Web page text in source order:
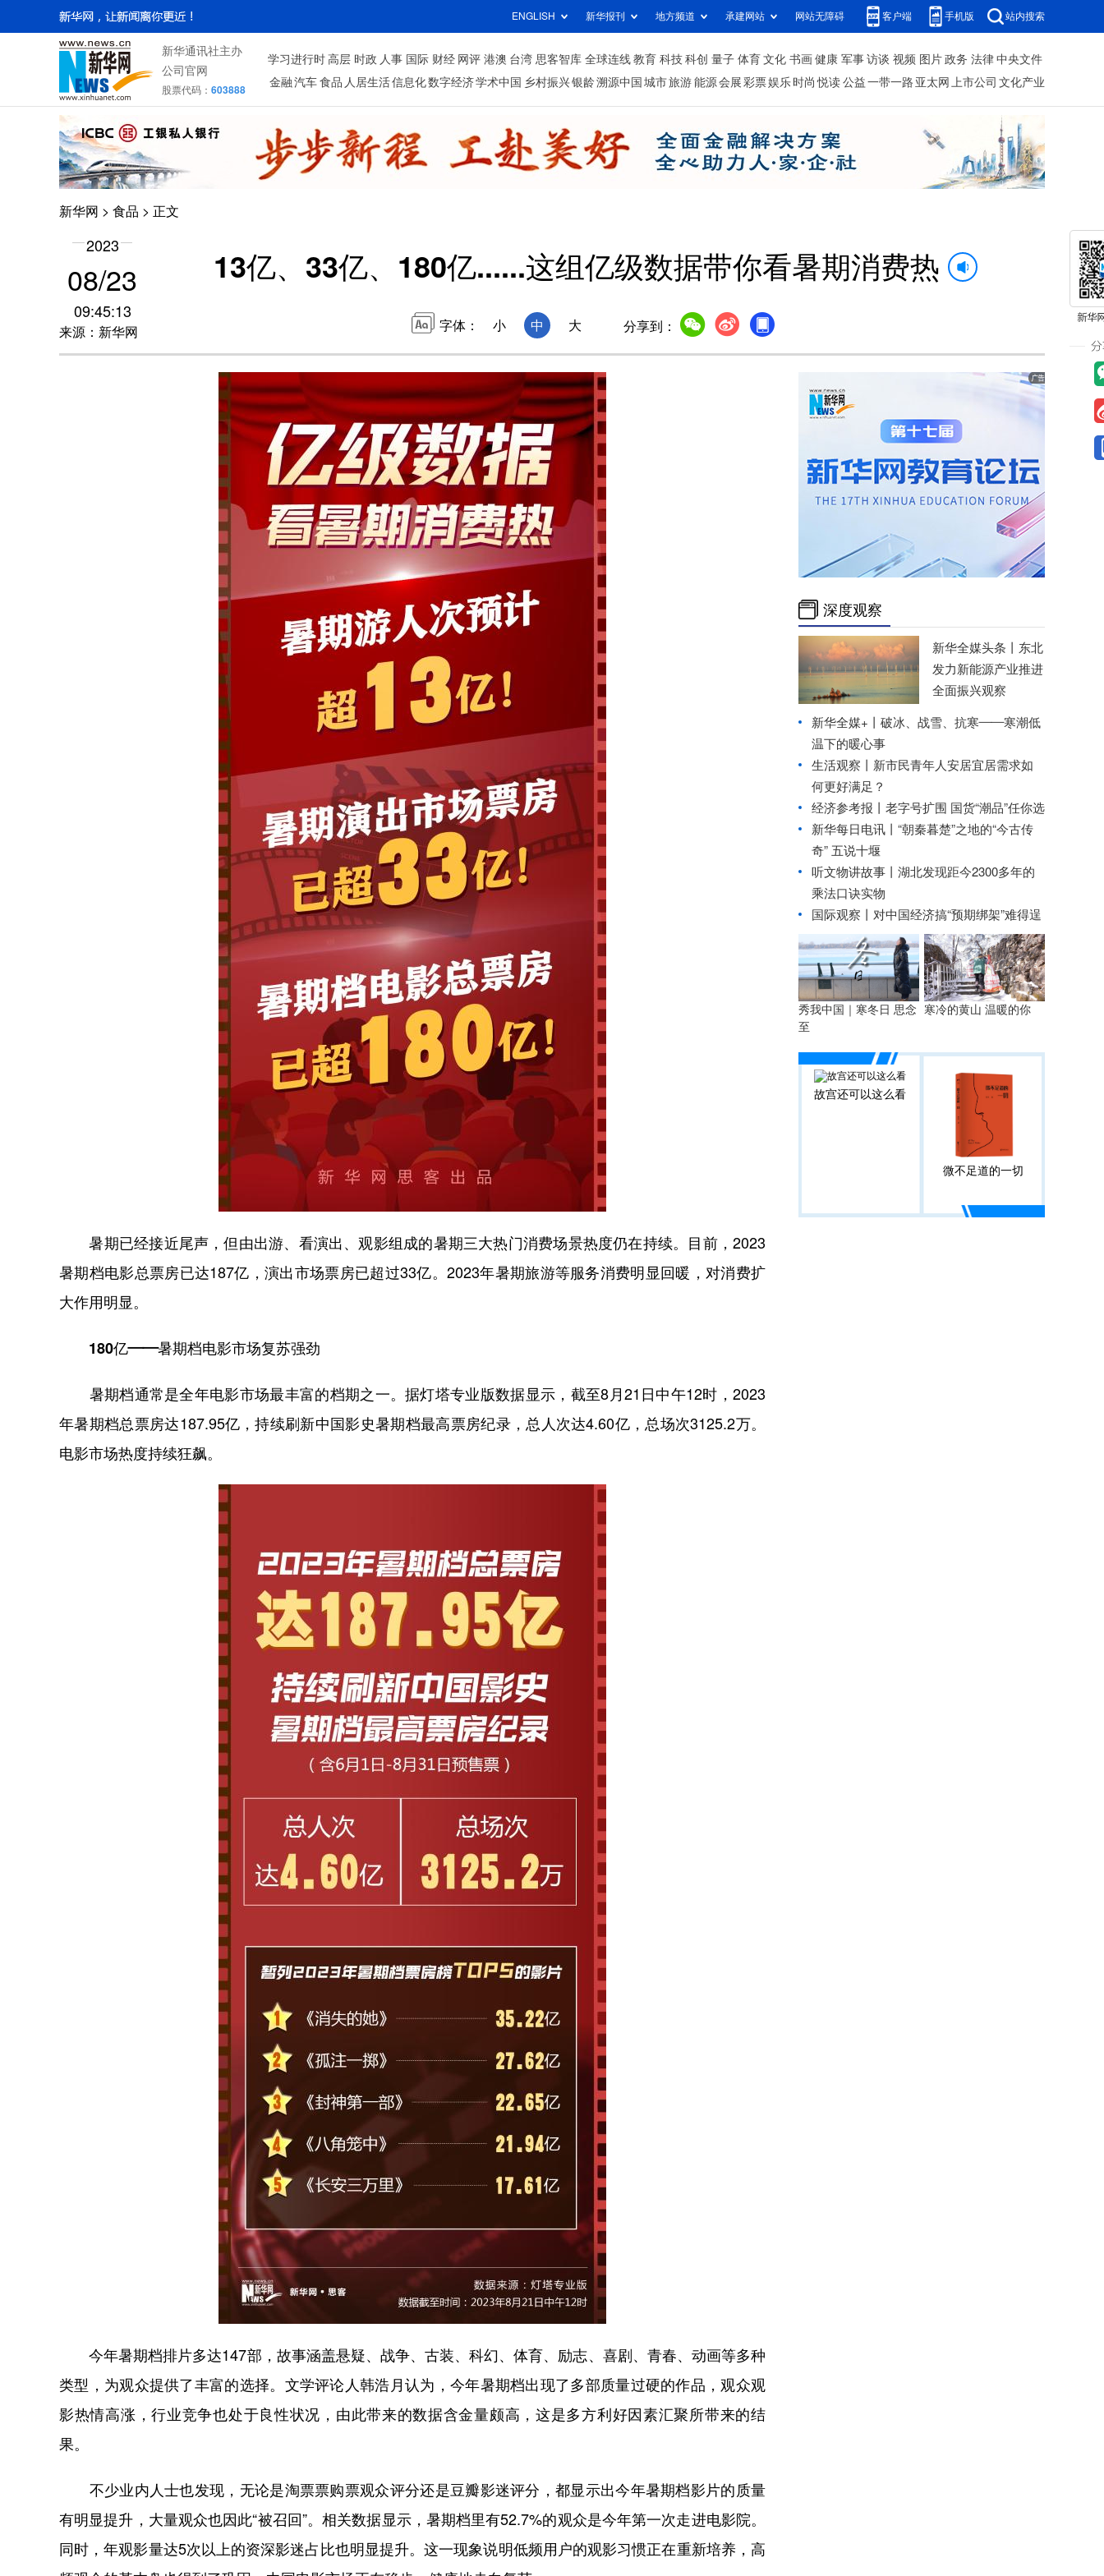
ENGLISH 新华报刊 地方频道 承建网站 网站无障碍 客户端 手机版 站内搜索
新华通讯社主办
公司官网
股票代码： 603888
学习进行时 高层 时政 人事 国际 财经 网评 港澳 台湾 思客智库 全球连线 教育 科技 科创 量子 体育 文化 书画 健康 军事 访谈 视频 图片 政务 法律 中央文件
金融 汽车 食品 人居生活信息化数字经济学术中国 乡村振兴银龄溯源中国 城市旅游 能源 会展 彩票娱乐 时尚 悦读 公益 一带一路 亚太网 上市公司 文化产业
新华网 > 食品 > 正文
2023
08/23
09:45:13
来源：新华网
13亿、33亿、180亿......这组亿级数据带你看暑期消费热
字体： 小 中 大 分享到：
暑期已经接近尾声，但由出游、看演出、观影组成的暑期三大热门消费场景热度仍在持续。目前，2023
暑期档电影总票房已达187亿，演出市场票房已超过33亿。2023年暑期旅游等服务消费明显回暖，对消费扩
大作用明显。
180亿——暑期档电影市场复苏强劲
暑期档通常是全年电影市场最丰富的档期之一。据灯塔专业版数据显示，截至8月21日中午12时，2023
年暑期档总票房达187.95亿，持续刷新中国影史暑期档最高票房纪录，总人次达4.60亿，总场次3125.2万。
电影市场热度持续狂飙。
今年暑期档排片多达147部，故事涵盖悬疑、战争、古装、科幻、体育、励志、喜剧、青春、动画等多种
类型，为观众提供了丰富的选择。文学评论人韩浩月认为，今年暑期档出现了多部质量过硬的作品，观众观
影热情高涨，行业竞争也处于良性状况，由此带来的数据含金量颇高，这是多方利好因素汇聚所带来的结
果。
不少业内人士也发现，无论是淘票票购票观众评分还是豆瓣影迷评分，都显示出今年暑期档影片的质量
有明显提升，大量观众也因此“被召回”。相关数据显示，暑期档里有52.7%的观众是今年第一次走进电影院。
同时，年观影量达5次以上的资深影迷占比也明显提升。这一现象说明低频用户的观影习惯正在重新培养，高
深度观察
新华全媒头条丨 东北
发力新能源产业推进
全面振兴观察
新华全媒+丨 破冰、战雪、抗寒——寒潮低
温下的暖心事
生活观察丨新市民青年人安居宜居需求如
何更好满足？
经济参考报丨 老字号扩围 国货“潮品”任你选
新华每日电讯丨 “朝秦暮楚”之地的“今古传
奇” 五说十堰
听文物讲故事丨湖北发现距今2300多年的
乘法口诀实物
国际观察丨 对中国经济搞“预期绑架”难得逞
秀我中国｜寒冬日 思念
至
寒冷的黄山 温暖的你
故宫还可以这么看
微不足道的一切